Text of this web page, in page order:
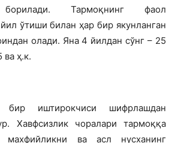
борилади. Тармоқнинг фаол
ўтиши билан ҳар бир якунланган
олади. Яна 4 йилдан сўнг – 25
ва ҳ.к.
бир иштирокчиси шифрлашдан
Хавфсизлик чоралари тармоққа
махфийликни ва асл нусханинг